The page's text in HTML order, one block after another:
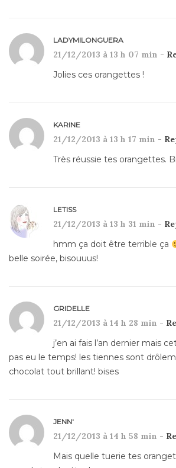
LADYMILONGUERA
21/12/2013 à 13 h 07 min -
Jolies ces orangettes !
KARINE
21/12/2013 à 13 h 17 min -
Très réussie tes orangettes.
LETISS
21/12/2013 à 13 h 31 min -
hmm ça doit être terrible ça
belle soirée, bisouuus!
GRIDELLE
21/12/2013 à 14 h 28 min -
j’en ai fais l’an dernier mais
pas eu le temps! les tiennes sont
chocolat tout brillant! bises
JENN'
21/12/2013 à 14 h 58 min -
Mais quelle tuerie tes